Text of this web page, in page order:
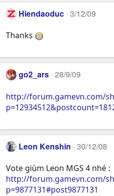
Hiendaoduc 3/12/09
Thanks
go2_ars 28/9/09
http://forum.gamevn.com/
Leon Kenshin 30/12/08
Vote giùm Leon MGS 4 nhé :
http://forum.gamevn.com/
p=9877131#post9877131